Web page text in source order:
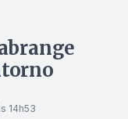
14h53